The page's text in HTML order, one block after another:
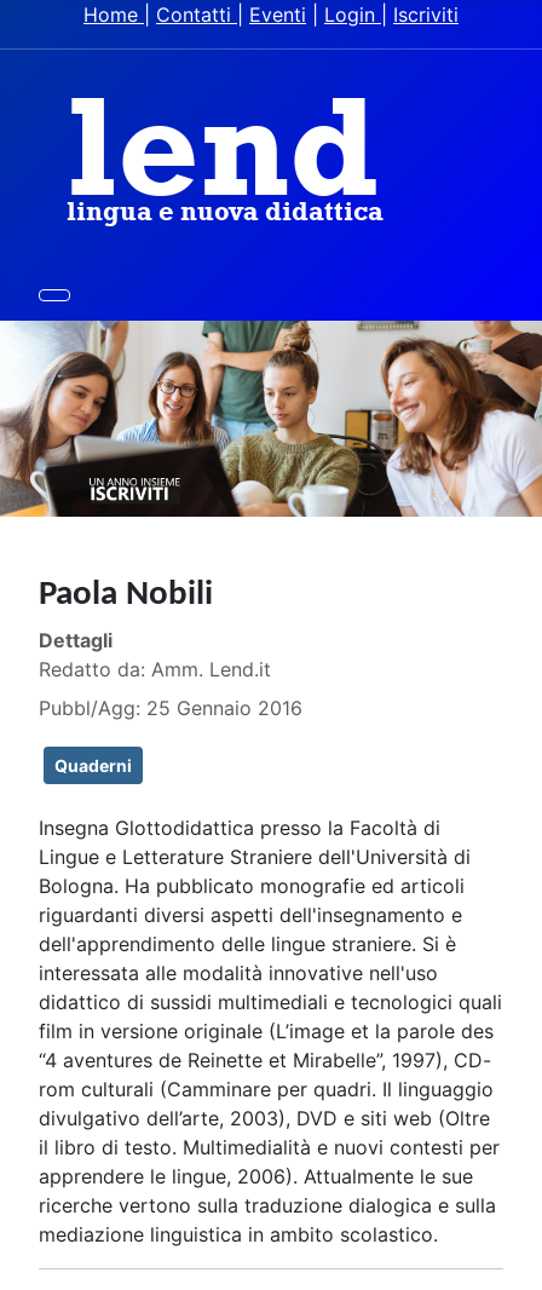
Home Contatti Eventi Login Iscriviti
Paola Nobili
Dettagli
Redatto da: Amm. Lend.it
Pubbl/Agg: 25 Gennaio 2016
Quaderni
Insegna Glottodidattica presso la Facoltà di
Lingue e Letterature Straniere dell'Università di
Bologna. Ha pubblicato monografie ed articoli
riguardanti diversi aspetti dell'insegnamento e
dell'apprendimento delle lingue straniere. Si è
interessata alle modalità innovative nell'uso
didattico di sussidi multimediali e tecnologici quali
film in versione originale (L’image et la parole des
“4 aventures de Reinette et Mirabelle”, 1997), CD-
rom culturali (Camminare per quadri. Il linguaggio
divulgativo dell’arte, 2003), DVD e siti web (Oltre
il libro di testo. Multimedialità e nuovi contesti per
apprendere le lingue, 2006). Attualmente le sue
ricerche vertono sulla traduzione dialogica e sulla
mediazione linguistica in ambito scolastico.